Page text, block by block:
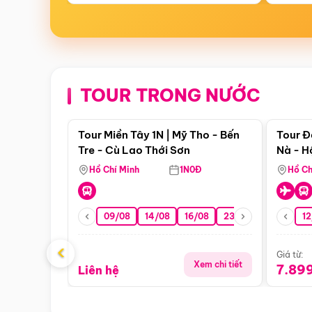
TOUR TRONG NƯỚC
Điểm nổi bật
Tour Miền Tây 1N | Mỹ Tho - Bến
Tre - Cù Lao Thới Sơn
Hồ Chí Minh 1N0Đ
09/08 14/08 16/08 23/08 30/08
Liên hệ Xem chi tiết
Tour
Nà -
Nha
Hồ
Giá từ:
‹